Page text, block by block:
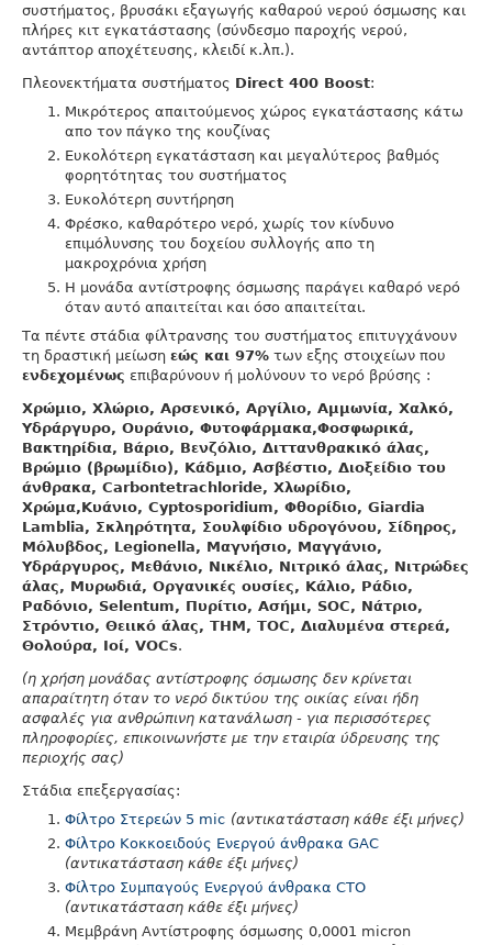
συστήματος, βρυσάκι εξαγωγής καθαρού νερού όσμωσης και
πλήρες κιτ εγκατάστασης (σύνδεσμο παροχής νερού,
αντάπτορ αποχέτευσης, κλειδί κ.λπ.).
Πλεονεκτήματα συστήματος Direct 400 Boost:
Μικρότερος απαιτούμενος χώρος εγκατάστασης κάτω
απο τον πάγκο της κουζίνας
Ευκολότερη εγκατάσταση και μεγαλύτερος βαθμός
φορητότητας του συστήματος
Ευκολότερη συντήρηση
Φρέσκο, καθαρότερο νερό, χωρίς τον κίνδυνο
επιμόλυνσης του δοχείου συλλογής απο τη
μακροχρόνια χρήση
Η μονάδα αντίστροφης όσμωσης παράγει καθαρό νερό
όταν αυτό απαιτείται και όσο απαιτείται.
Tα πέντε στάδια φίλτρανσης του συστήματος επιτυγχάνουν
τη δραστική μείωση εώς και 97% των εξης στοιχείων που
ενδεχομένως επιβαρύνουν ή μολύνουν το νερό βρύσης :
Χρώμιο, Χλώριο, Αρσενικό, Αργίλιο, Αμμωνία, Χαλκό,
Υδράργυρο, Ουράνιο, Φυτοφάρμακα,Φοσφωρικά,
Βακτηρίδια, Βάριο, Βενζόλιο, Διττανθρακικό άλας,
Βρώμιο (βρωμίδιο), Κάδμιο, Ασβέστιο, Διοξείδιο του
άνθρακα, Carbontetrachloride, Χλωρίδιο,
Χρώμα,Κυάνιο, Cyptosporidium, Φθορίδιο, Giardia
Lamblia, Σκληρότητα, Σουλφίδιο υδρογόνου, Σίδηρος,
Μόλυβδος, Legionella, Μαγνήσιο, Μαγγάνιο,
Υδράργυρος, Μεθάνιο, Νικέλιο, Νιτρικό άλας, Νιτρώδες
άλας, Μυρωδιά, Οργανικές ουσίες, Κάλιο, Ράδιο,
Ραδόνιο, Selentum, Πυρίτιο, Ασήμι, SOC, Νάτριο,
Στρόντιο, Θειικό άλας, THM, TOC, Διαλυμένα στερεά,
Θολούρα, Ιοί, VOCs.
(η χρήση μονάδας αντίστροφης όσμωσης δεν κρίνεται
απαραίτητη όταν το νερό δικτύου της οικίας είναι ήδη
ασφαλές για ανθρώπινη κατανάλωση - για περισσότερες
πληροφορίες, επικοινωνήστε με την εταιρία ύδρευσης της
περιοχής σας)
Στάδια επεξεργασίας:
Φίλτρο Στερεών 5 mic (αντικατάσταση κάθε έξι μήνες)
Φίλτρο Κοκκοειδούς Ενεργού άνθρακα GAC
(αντικατάσταση κάθε έξι μήνες)
Φίλτρο Συμπαγούς Eνεργού άνθρακα CTO
(αντικατάσταση κάθε έξι μήνες)
Μεμβράνη Αντίστροφης όσμωσης 0,0001 micron